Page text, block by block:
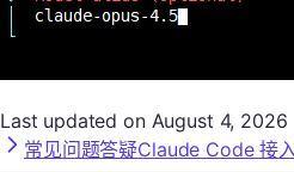
Last updated on August 4, 2026
常见问题答疑Claude Code 接